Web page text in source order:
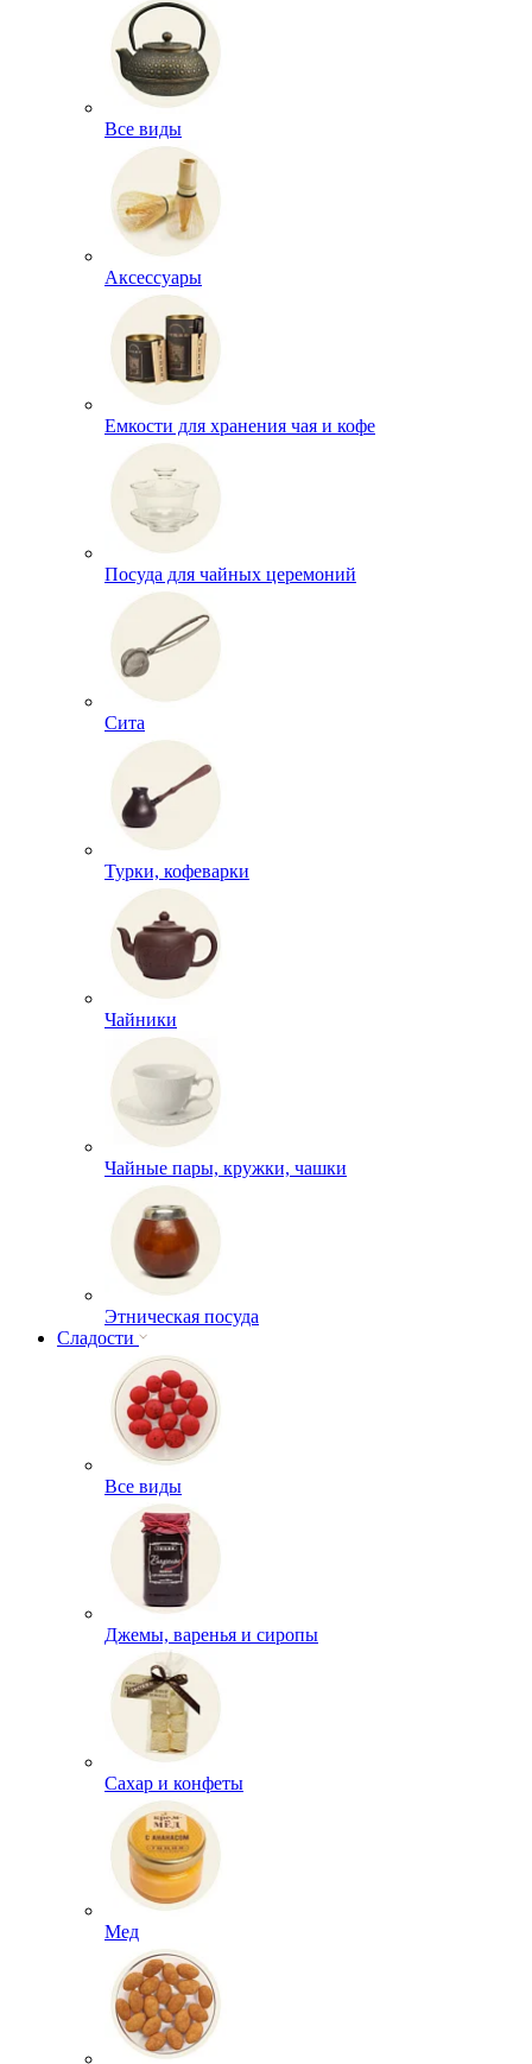
Все виды
Аксессуары
Емкости для хранения чая и кофе
Посуда для чайных церемоний
Сита
Турки, кофеварки
Чайники
Чайные пары, кружки, чашки
Этническая посуда
Сладости
Все виды
Джемы, варенья и сиропы
Сахар и конфеты
Мед